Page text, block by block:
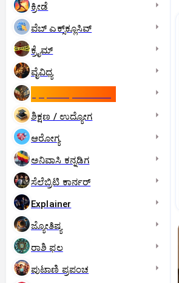
ಕ್ರೀಡೆ
ವೆಬ್ ಎಕ್ಸ್‌ಕ್ಲೂಸಿವ್
ಕ್ರೈಮ್
ವೈವಿಧ್ಯ
ಶಿಕ್ಷಣ / ಉದ್ಯೋಗ
ಆರೋಗ್ಯ
ಅನಿವಾಸಿ ಕನ್ನಡಿಗ
ಸೆಲೆಬ್ರಿಟಿ ಕಾರ್ನರ್‌
Explainer
ಜ್ಯೋತಿಷ್ಯ
ರಾಶಿ ಫಲ
ಪುಟಾಣಿ ಪ್ರಪಂಚ